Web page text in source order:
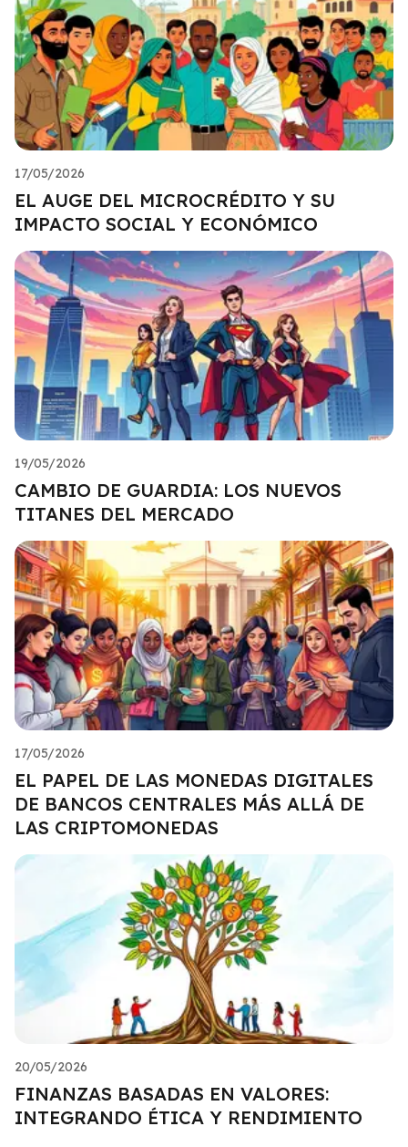
17/05/2026
EL AUGE DEL MICROCRÉDITO Y SU
IMPACTO SOCIAL Y ECONÓMICO
19/05/2026
CAMBIO DE GUARDIA: LOS NUEVOS
TITANES DEL MERCADO
17/05/2026
EL PAPEL DE LAS MONEDAS DIGITALES
DE BANCOS CENTRALES MÁS ALLÁ DE
LAS CRIPTOMONEDAS
20/05/2026
FINANZAS BASADAS EN VALORES:
INTEGRANDO ÉTICA Y RENDIMIENTO